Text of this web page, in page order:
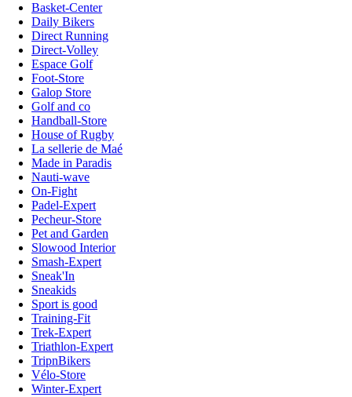
Basket-Center
Daily Bikers
Direct Running
Direct-Volley
Espace Golf
Foot-Store
Galop Store
Golf and co
Handball-Store
House of Rugby
La sellerie de Maé
Made in Paradis
Nauti-wave
On-Fight
Padel-Expert
Pecheur-Store
Pet and Garden
Slowood Interior
Smash-Expert
Sneak'In
Sneakids
Sport is good
Training-Fit
Trek-Expert
Triathlon-Expert
TripnBikers
Vélo-Store
Winter-Expert